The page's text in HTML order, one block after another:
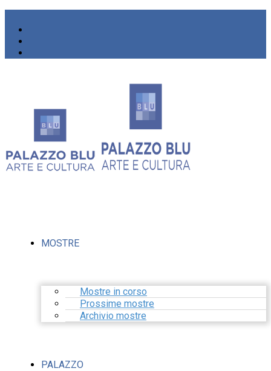
MOSTRE
Mostre in corso
Prossime mostre
Archivio mostre
PALAZZO